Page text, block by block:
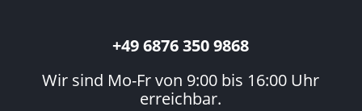
+49 6876 350 9868
Wir sind Mo-Fr von 9:00 bis 16:00 Uhr
erreichbar.